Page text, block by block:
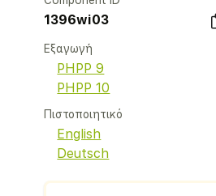
1396wi03
Εξαγωγή
PHPP 9
PHPP 10
Πιστοποιητικό
English
Deutsch